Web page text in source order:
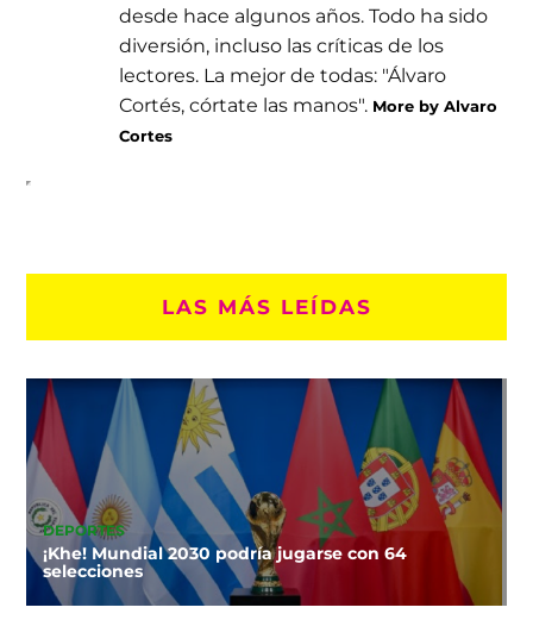
desde hace algunos años. Todo ha sido
diversión, incluso las críticas de los
lectores. La mejor de todas: "Álvaro
Cortés, córtate las manos". More by Alvaro
Cortes
LAS MÁS LEÍDAS
DEPORTES
¡Khe! Mundial 2030 podría jugarse con 64
selecciones